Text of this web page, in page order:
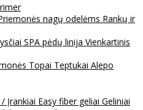
nagų odelėms Rankų ir
SPA pėdų linija Vienkartinis
Topai Teptukai Alepo
Įrankiai Easy fiber geliai Geliniai